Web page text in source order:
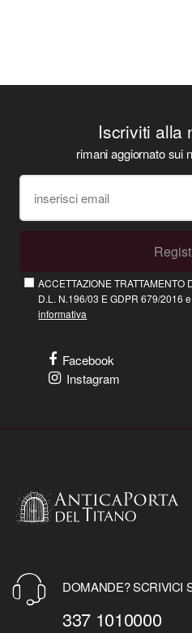
Iscriviti alla
rimani aggiornato sui
ACCETTAZIONE TRATTAMENTO
D.L. N.196/03 E GDPR 679/2016
informativa
Facebook
Instagram
DOMANDE? SCRIVICI
337 1010000